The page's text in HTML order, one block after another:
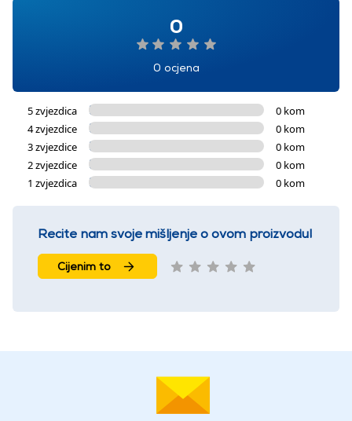
0
0 ocjena
5 zvjezdica
0 kom
4 zvjezdice
0 kom
3 zvjezdice
0 kom
2 zvjezdice
0 kom
1 zvjezdica
0 kom
Recite nam svoje mišljenje o ovom proizvodu!
Cijenim to